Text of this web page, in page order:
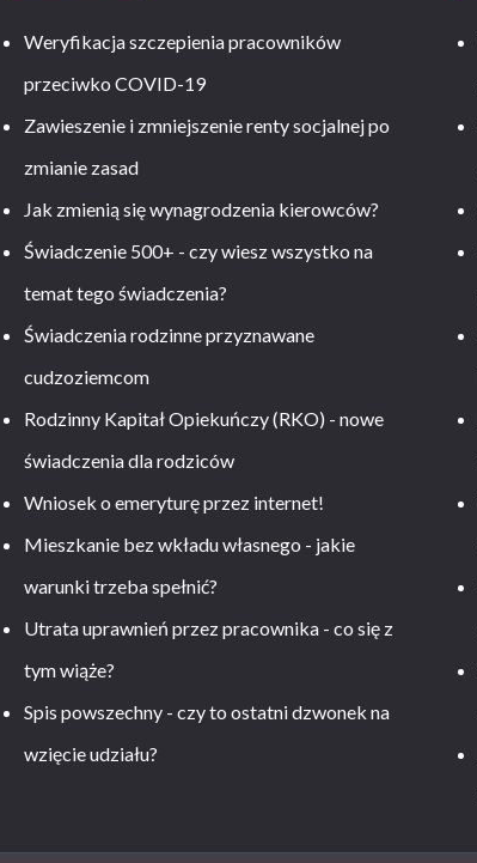
Weryfikacja szczepienia pracowników
przeciwko COVID-19
Zawieszenie i zmniejszenie renty socjalnej po
zmianie zasad
Jak zmienią się wynagrodzenia kierowców?
Świadczenie 500+ - czy wiesz wszystko na
temat tego świadczenia?
Świadczenia rodzinne przyznawane
cudzoziemcom
Rodzinny Kapitał Opiekuńczy (RKO) - nowe
świadczenia dla rodziców
Wniosek o emeryturę przez internet!
Mieszkanie bez wkładu własnego - jakie
warunki trzeba spełnić?
Utrata uprawnień przez pracownika - co się z
tym wiąże?
Spis powszechny - czy to ostatni dzwonek na
wzięcie udziału?